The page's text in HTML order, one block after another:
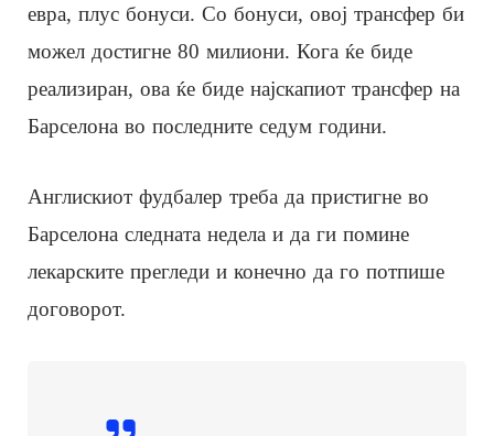
евра, плус бонуси. Со бонуси, овој трансфер би
можел достигне 80 милиони. Кога ќе биде
реализиран, ова ќе биде најскапиот трансфер на
Барселона во последните седум години.
Англискиот фудбалер треба да пристигне во
Барселона следната недела и да ги помине
лекарските прегледи и конечно да го потпише
договорот.